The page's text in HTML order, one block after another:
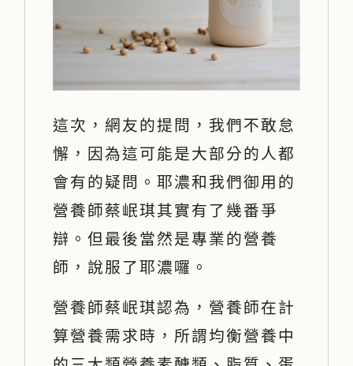
這次，網友的提問，我們不敢怠
懈，因為這可能是大部分的人都
會有的疑問。耶濃和我們御用的
營養師蔡岷琪其實有了幾番爭
辯。但最後當然是專業的營養
師，說服了耶濃囉。
營養師蔡岷琪認為，營養師在計
算營養需求時，所謂均衡營養中